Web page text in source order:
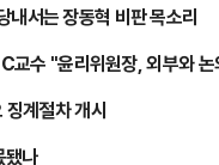
서는 장동혁 비판 목소리
교수 "윤리위원장, 외부와
징계절차 개시
됐나